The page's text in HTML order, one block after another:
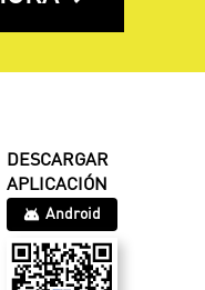
DESCARGAR
APLICACIÓN
Android